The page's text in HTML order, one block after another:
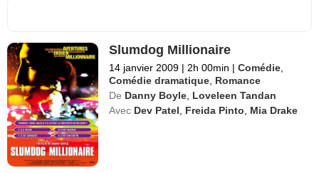
Slumdog Millionaire
14 janvier 2009 | 2h 00min | Comédie
Comédie dramatique Romance
De Danny Boyle Loveleen Tandan
Avec Dev Patel Freida Pinto Mia Drake